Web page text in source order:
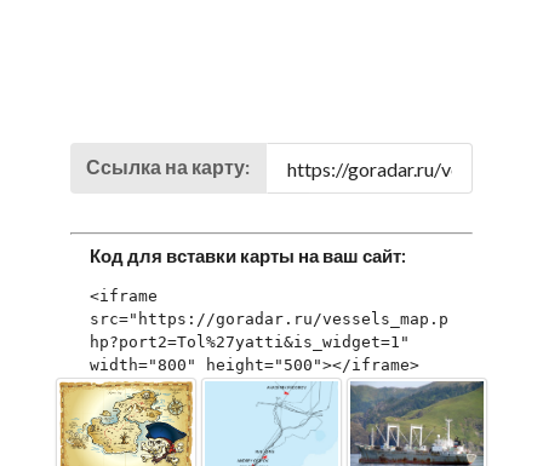
Ссылка на карту:
Код для вставки карты на ваш сайт:
<iframe
src="https://goradar.ru/vessels_map.p
hp?port2=Tol%27yatti&is_widget=1"
width="800" height="500"></iframe>